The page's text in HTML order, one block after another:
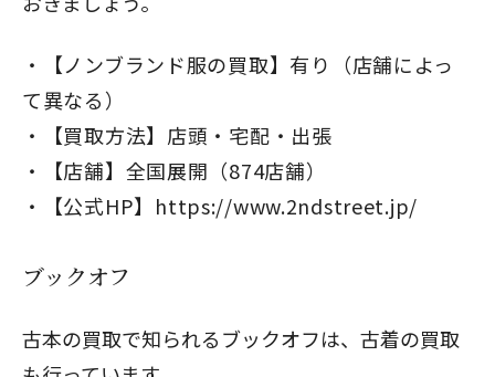
【ノンブランド服の買取】有り（店舗によっ
て異なる）
【買取方法】店頭・宅配・出張
【店舗】全国展開（874店舗）
【公式HP】 https://www.2ndstreet.jp/
ブックオフ
古本の買取で知られるブックオフは、古着の買取